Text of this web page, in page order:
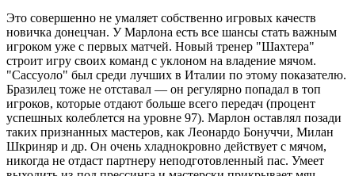
Это совершенно не умаляет собственно игровых качеств
новичка донецчан. У Марлона есть все шансы стать важным
игроком уже с первых матчей. Новый тренер "Шахтера"
строит игру своих команд с уклоном на владение мячом.
"Сассуоло" был среди лучших в Италии по этому показателю.
Бразилец тоже не отставал — он регулярно попадал в топ
игроков, которые отдают больше всего передач (процент
успешных колеблется на уровне 97). Марлон оставлял позади
таких признанных мастеров, как Леонардо Бонуччи, Милан
Шкриняр и др. Он очень хладнокровно действует с мячом,
никогда не отдаст партнеру неподготовленный пас. Умеет